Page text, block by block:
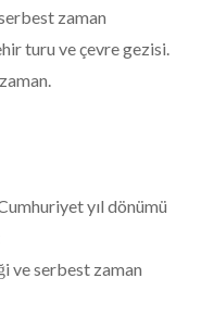
zaman
turu ve çevre gezisi.
yıl dönümü
ve serbest zaman